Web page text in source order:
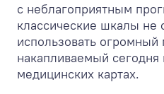
с неблагоприятным
классические шкалы
использовать огромный
накапливаемый сегодня
медицинских картах.